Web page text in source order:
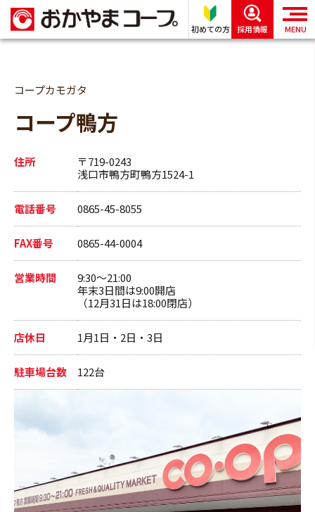
初めての方 採用情報 MENU
コープカモガタ
コープ鴨方
住所
〒719-0243
浅口市鴨方町鴨方1524-1
電話番号 0865-45-8055
FAX番号 0865-44-0004
営業時間
9:30～21:00
年末3日間は9:00開店
（12月31日は18:00閉店）
店休日 1月1日・2日・3日
駐車場台数 122台